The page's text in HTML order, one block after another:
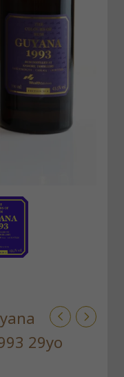
29yo